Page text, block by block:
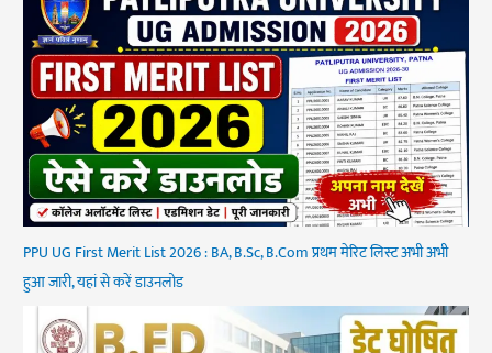
PPU UG First Merit List 2026 : BA, B.Sc, B.Com प्रथम मेरिट लिस्ट अभी अभी
हुआ जारी, यहां से करें डाउनलोड